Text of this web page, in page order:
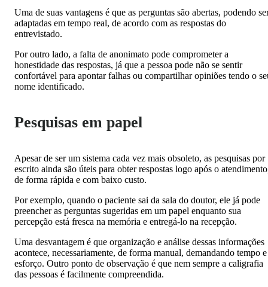
Uma de suas vantagens é que as perguntas são abertas, podendo
adaptadas em tempo real, de acordo com as respostas do
entrevistado.
Por outro lado, a falta de anonimato pode comprometer a
honestidade das respostas, já que a pessoa pode não se sentir
confortável para apontar falhas ou compartilhar opiniões tendo o
nome identificado.
Pesquisas em papel
Apesar de ser um sistema cada vez mais obsoleto, as pesquisas por
escrito ainda são úteis para obter respostas logo após o
de forma rápida e com baixo custo.
Por exemplo, quando o paciente sai da sala do doutor, ele já pode
preencher as perguntas sugeridas em um papel enquanto sua
percepção está fresca na memória e entregá-lo na recepção.
Uma desvantagem é que organização e análise dessas informações
acontece, necessariamente, de forma manual, demandando tempo e
esforço. Outro ponto de observação é que nem sempre a caligrafia
das pessoas é facilmente compreendida.